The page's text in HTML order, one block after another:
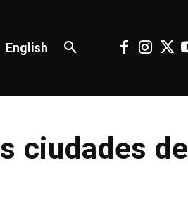
English
ciudades de